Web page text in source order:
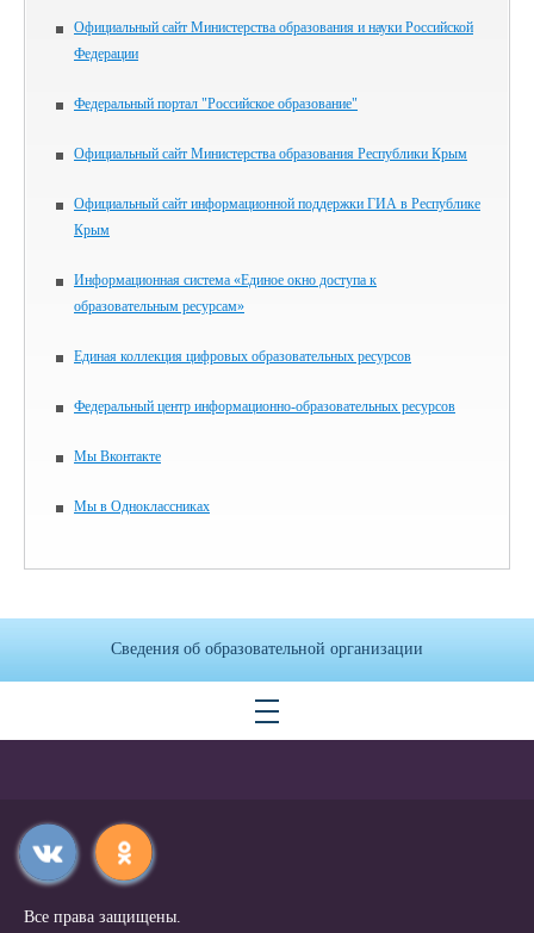
Официальный сайт Министерства образования и науки Российской
Федерации
Федеральный портал "Российское образование"
Официальный сайт Министерства образования Республики Крым
Официальный сайт информационной поддержки ГИА в Республике
Крым
Информационная система «Единое окно доступа к
образовательным ресурсам»
Единая коллекция цифровых образовательных ресурсов
Федеральный центр информационно-образовательных ресурсов
Мы Вконтакте
Мы в Одноклассниках
Сведения об образовательной организации
Все права защищены.